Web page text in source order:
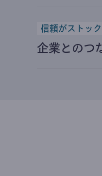
信頼がストック
企業とのつ